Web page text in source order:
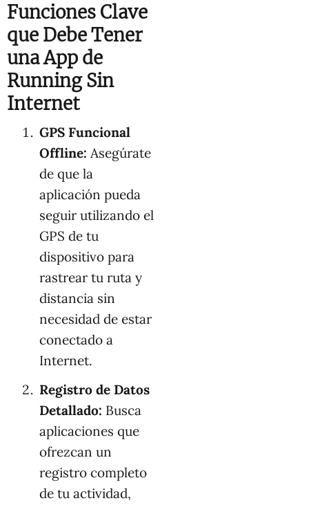
Funciones Clave
que Debe Tener
una App de
Running Sin
Internet
GPS Funcional
Offline: Asegúrate
de que la
aplicación pueda
seguir utilizando el
GPS de tu
dispositivo para
rastrear tu ruta y
distancia sin
necesidad de estar
conectado a
Internet.
Registro de Datos
Detallado: Busca
aplicaciones que
ofrezcan un
registro completo
de tu actividad,